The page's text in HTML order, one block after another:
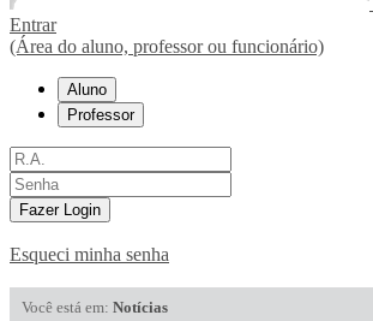
Entrar
(Área do aluno, professor ou funcionário)
Aluno
Professor
Fazer Login
Esqueci minha senha
Você está em: Notícias